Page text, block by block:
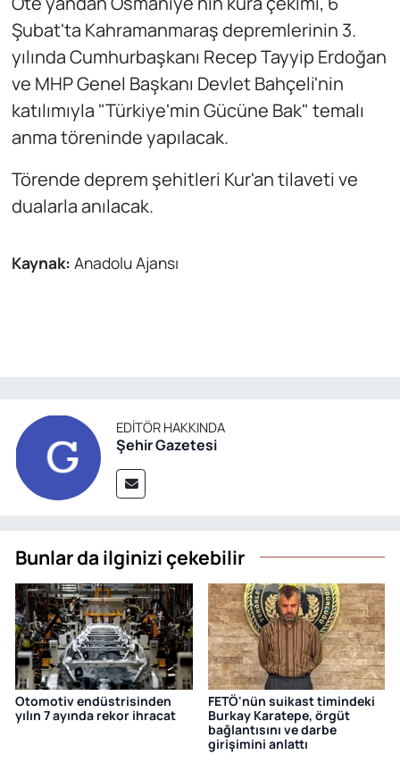
Şubat'ta Kahramanmaraş depremlerinin 3.
yılında Cumhurbaşkanı Recep Tayyip Erdoğan
ve MHP Genel Başkanı Devlet Bahçeli'nin
katılımıyla "Türkiye'min Gücüne Bak" temalı
anma töreninde yapılacak.
Törende deprem şehitleri Kur'an tilaveti ve
dualarla anılacak.
Kaynak: Anadolu Ajansı
EDITÖR HAKKINDA
Şehir Gazetesi
Bunlar da ilginizi çekebilir
Otomotiv endüstrisinden
yılın 7 ayında rekor ihracat
FETÖ'nün suikast timindeki
Burkay Karatepe, örgüt
bağlantısını ve darbe
girişimini anlattı